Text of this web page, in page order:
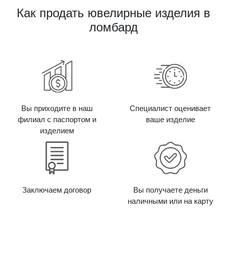
Как продать ювелирные изделия в
ломбард
Вы приходите в наш
филиал с паспортом и
изделием
Специалист оценивает
ваше изделие
Заключаем договор
Вы получаете деньги
наличными или на карту